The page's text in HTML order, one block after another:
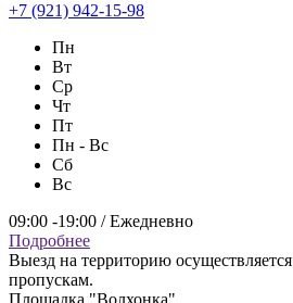
+7 (921) 942-15-98
Пн
Вт
Ср
Чт
Пт
Пн - Вс
Сб
Вс
09:00 -19:00 / Ежедневно
Подробнее
Выезд на территорию
пропускам.